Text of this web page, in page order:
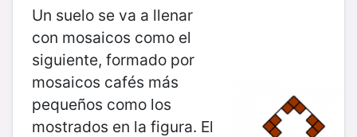
Un suelo se va a llenar
con mosaicos como el
siguiente, formado por
mosaicos cafés más
pequeños como los
mostrados en la figura. El